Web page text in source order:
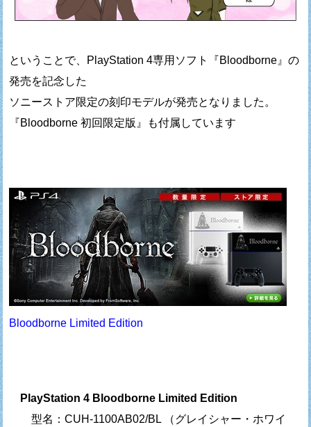
ということで、PlayStation 4専用ソフト『Bloodborne』の
発売を記念した
ソニーストア限定の刻印モデルが発売となりました。
『Bloodborne 初回限定版』も付属しています
Bloodborne Limited Edition
PlayStation 4 Bloodborne Limited Edition
型名：CUH-1100AB02/BL （グレイシャー・ホワイ